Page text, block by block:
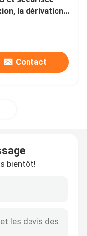
fibre
la dérivation
Contact
bientôt!